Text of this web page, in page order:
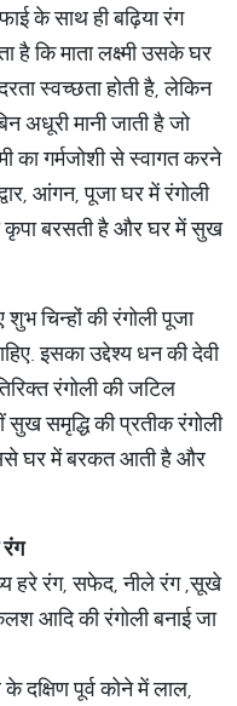
के साथ ही बढ़िया रंग
है कि माता लक्ष्मी उसके घर
स्वच्छता होती है, लेकिन
अधूरी मानी जाती है जो
का गर्मजोशी से स्वागत करने
आंगन, पूजा घर में रंगोली
कृपा बरसती है और घर में सुख
चिन्हों की रंगोली पूजा
इसका उद्देश्य धन की देवी
रंगोली की जटिल
सुख समृद्धि की प्रतीक रंगोली
घर में बरकत आती है और
रंग
हरे रंग, सफेद, नीले रंग ,सूखे
आदि की रंगोली बनाई जा
दक्षिण पूर्व कोने में लाल,